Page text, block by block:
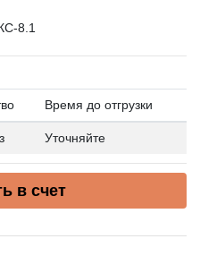
8.1
Время до отгрузки
Уточняйте
в счет